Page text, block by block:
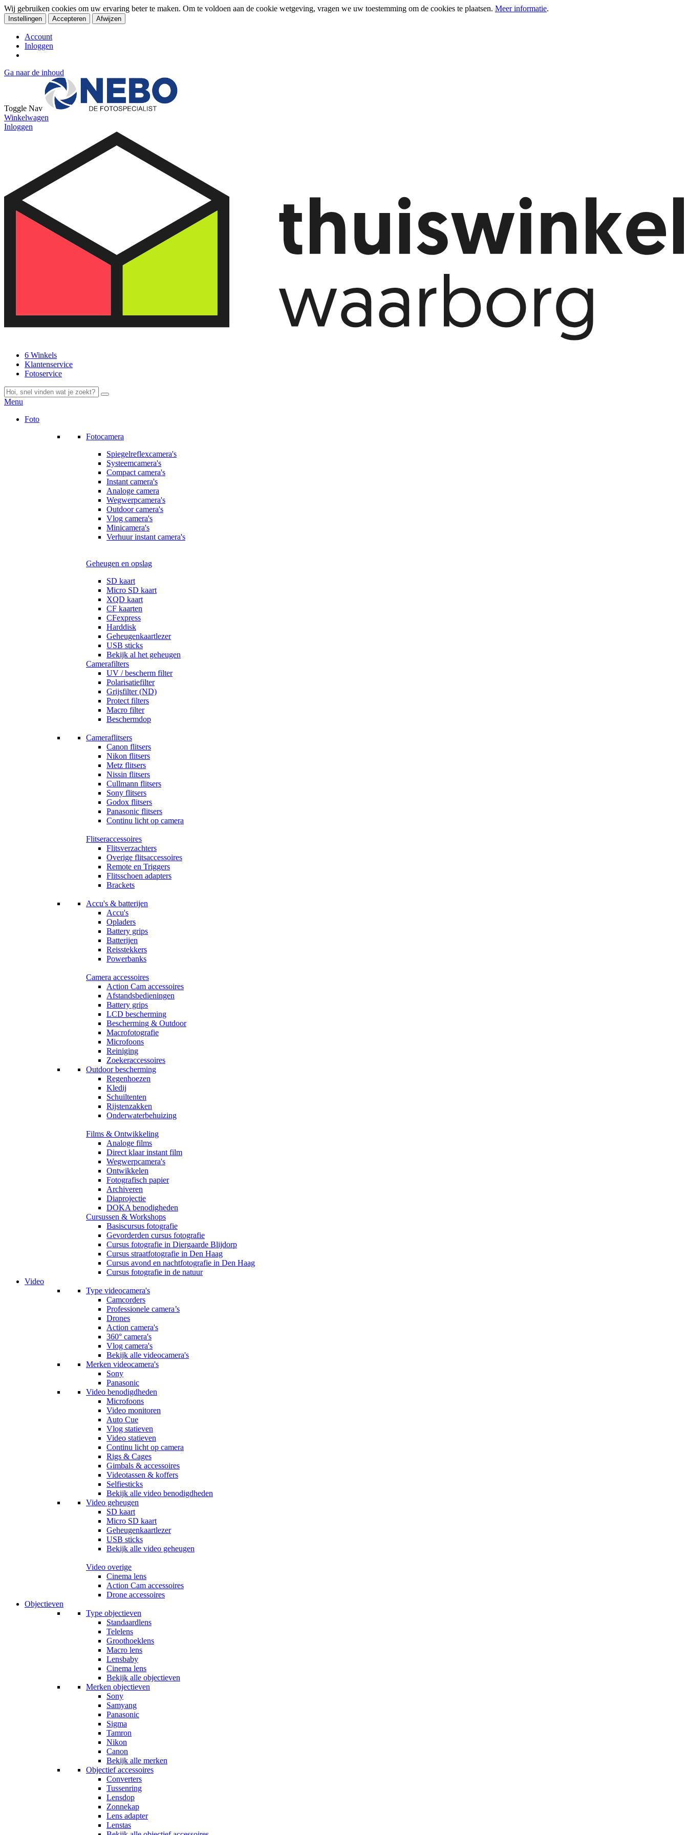
Wij gebruiken cookies om uw ervaring beter te maken. Om te voldoen aan de cookie wetgeving, vragen we uw toestemming om de cookies te plaatsen. Meer informatie.
Instellingen Accepteren Afwijzen
Account
Inloggen
Ga naar de inhoud
Toggle Nav
Winkelwagen
Inloggen
6 Winkels
Klantenservice
Fotoservice
Menu
Foto
Fotocamera
Spiegelreflexcamera's
Systeemcamera's
Compact camera's
Instant camera's
Analoge camera
Wegwerpcamera's
Outdoor camera's
Vlog camera's
Minicamera's
Verhuur instant camera's
Geheugen en opslag
SD kaart
Micro SD kaart
XQD kaart
CF kaarten
CFexpress
Harddisk
Geheugenkaartlezer
USB sticks
Bekijk al het geheugen
Camerafilters
UV / bescherm filter
Polarisatiefilter
Grijsfilter (ND)
Protect filters
Macro filter
Beschermdop
Cameraflitsers
Canon flitsers
Nikon flitsers
Metz flitsers
Nissin flitsers
Cullmann flitsers
Sony flitsers
Godox flitsers
Panasonic flitsers
Continu licht op camera
Flitseraccessoires
Flitsverzachters
Overige flitsaccessoires
Remote en Triggers
Flitsschoen adapters
Brackets
Accu's & batterijen
Accu's
Opladers
Battery grips
Batterijen
Reisstekkers
Powerbanks
Camera accessoires
Action Cam accessoires
Afstandsbedieningen
Battery grips
LCD bescherming
Bescherming & Outdoor
Macrofotografie
Microfoons
Reiniging
Zoekeraccessoires
Outdoor bescherming
Regenhoezen
Kledij
Schuiltenten
Rijstenzakken
Onderwaterbehuizing
Films & Ontwikkeling
Analoge films
Direct klaar instant film
Wegwerpcamera's
Ontwikkelen
Fotografisch papier
Archiveren
Diaprojectie
DOKA benodigheden
Cursussen & Workshops
Basiscursus fotografie
Gevorderden cursus fotografie
Cursus fotografie in Diergaarde Blijdorp
Cursus straatfotografie in Den Haag
Cursus avond en nachtfotografie in Den Haag
Cursus fotografie in de natuur
Video
Type videocamera's
Camcorders
Professionele camera’s
Drones
Action camera's
360° camera's
Vlog camera's
Bekijk alle videocamera's
Merken videocamera's
Sony
Panasonic
Video benodigdheden
Microfoons
Video monitoren
Auto Cue
Vlog statieven
Video statieven
Continu licht op camera
Rigs & Cages
Gimbals & accessoires
Videotassen & koffers
Selfiesticks
Bekijk alle video benodigdheden
Video geheugen
SD kaart
Micro SD kaart
Geheugenkaartlezer
USB sticks
Bekijk alle video geheugen
Video overige
Cinema lens
Action Cam accessoires
Drone accessoires
Objectieven
Type objectieven
Standaardlens
Telelens
Groothoeklens
Macro lens
Lensbaby
Cinema lens
Bekijk alle objectieven
Merken objectieven
Sony
Samyang
Panasonic
Sigma
Tamron
Nikon
Canon
Bekijk alle merken
Objectief accessoires
Converters
Tussenring
Lensdop
Zonnekap
Lens adapter
Lenstas